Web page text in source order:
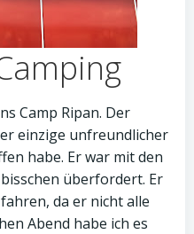
Camp Ripan. Der
einzige unfreundlicher
habe. Er war mit den
überfordert. Er
da er nicht alle
Abend habe ich es